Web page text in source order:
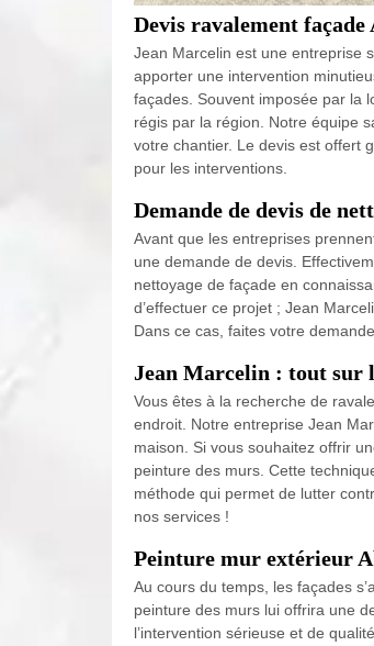
Devis ravalement façade
Jean Marcelin est une entreprise
apporter une intervention
façades. Souvent imposée par la
régis par la région. Notre équipe
votre chantier. Le devis est offert
pour les interventions.
Demande de devis de
Avant que les entreprises
une demande de devis.
nettoyage de façade en
d’effectuer ce projet ; Jean
Dans ce cas, faites votre
Jean Marcelin : tout sur
Vous êtes à la recherche de
endroit. Notre entreprise Jean
maison. Si vous souhaitez offrir
peinture des murs. Cette
méthode qui permet de lutter
nos services !
Peinture mur extérieur
Au cours du temps, les façades
peinture des murs lui offrira une
l’intervention sérieuse et de